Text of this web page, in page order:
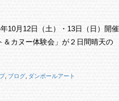
10月12日（土）・13日（日）開催
＆カヌー体験会」が２日間晴天の
, ブログ, ダンボールアート